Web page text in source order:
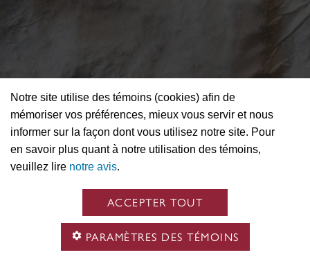
Notre site utilise des témoins (cookies) afin de
mémoriser vos préférences, mieux vous servir et nous
informer sur la façon dont vous utilisez notre site. Pour
en savoir plus quant à notre utilisation des témoins,
veuillez lire notre avis.
ACCEPTER TOUT
PARAMÈTRES DES TÉMOINS